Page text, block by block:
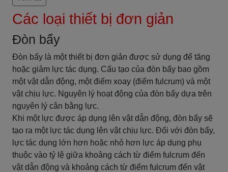
Các loại thiết bị đơn giản
Đòn bẩy
Đòn bẩy là một thiết bị đơn giản được sử dụng để tăng
hoặc giảm lực tác dụng. Cấu tạo của đòn bẩy bao gồm
một vật dẫn động, một điểm xoay (điểm fulcrum) và một
vật chịu lực. Nguyên lý hoạt động của đòn bẩy dựa trên
nguyên lý cân bằng lực.
Khi một lực được áp dụng lên vật dẫn động, đòn bẩy sẽ
tạo ra một lực tác dụng lên vật chịu lực. Đối với đòn bẩy,
lực tác dụng lớn hơn hoặc nhỏ hơn lực áp dụng phụ
thuộc vào tỷ lệ giữa khoảng cách từ điểm fulcrum đến
vật dẫn động và khoảng cách từ điểm fulcrum đến vật